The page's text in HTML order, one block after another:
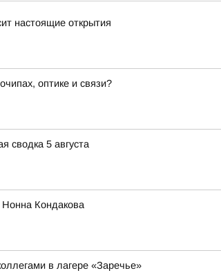
настоящие открытия
оптике и связи?
сводка 5 августа
Кондакова
в лагере «Заречье»